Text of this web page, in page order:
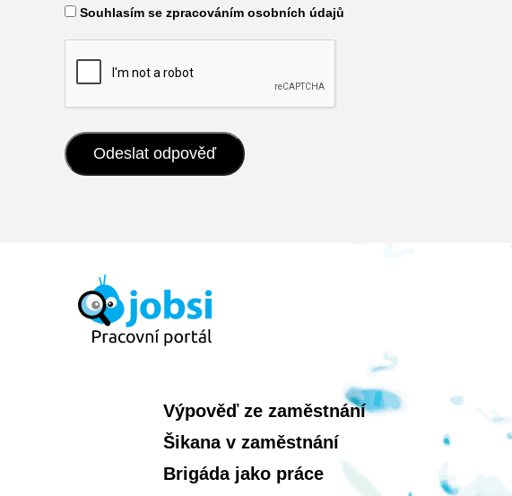
​ Souhlasím se zpracováním osobních údajů
Výpověď ze zaměstnání
Šikana v zaměstnání
Brigáda jako práce